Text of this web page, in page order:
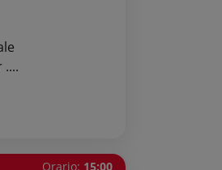
....
Orario: 15:00